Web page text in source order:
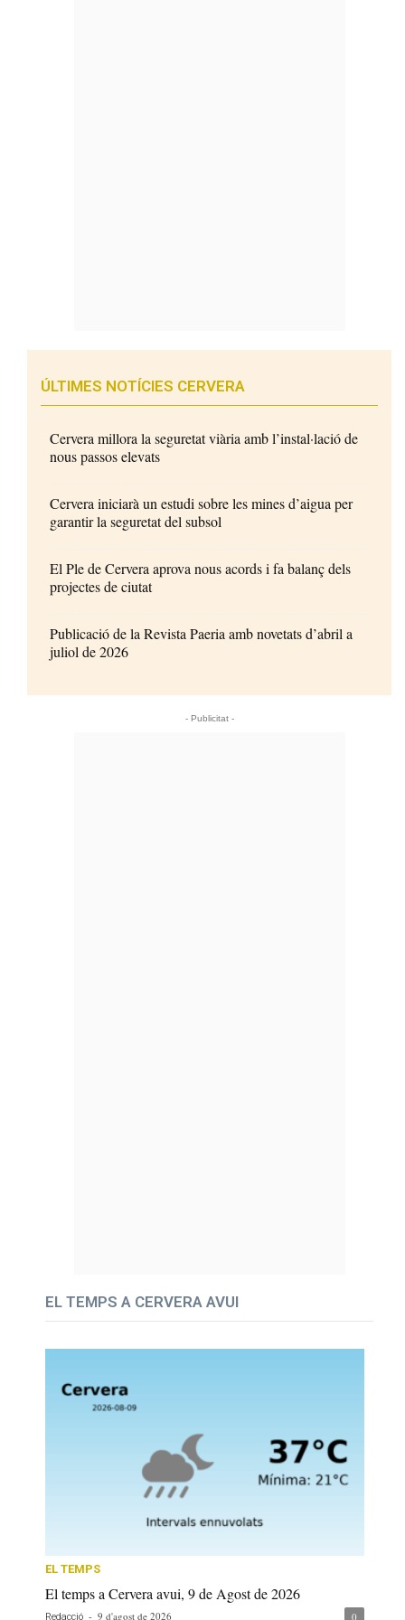
ÚLTIMES NOTÍCIES CERVERA
Cervera millora la seguretat viària amb l’instal·lació de
nous passos elevats
Cervera iniciarà un estudi sobre les mines d’aigua per
garantir la seguretat del subsol
El Ple de Cervera aprova nous acords i fa balanç dels
projectes de ciutat
Publicació de la Revista Paeria amb novetats d’abril a
juliol de 2026
- Publicitat -
EL TEMPS A CERVERA AVUI
EL TEMPS
El temps a Cervera avui, 9 de Agost de 2026
Redacció - 9 d'agost de 2026 0